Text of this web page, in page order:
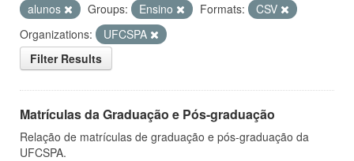
alunos
Groups: Ensino Formats:
CSV
Organizations:
UFCSPA
Filter Results
Matrículas da Graduação e Pós-graduação
Relação de matrículas de graduação e pós-graduação da
UFCSPA.